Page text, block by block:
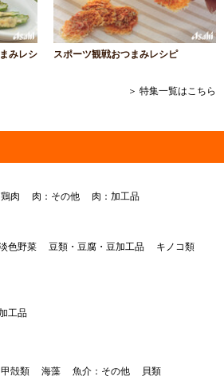
みレシ
スポーツ観戦おつまみレシピ
＞ 特集一覧はこちら
鶏肉 肉：その他 肉：加工品
色野菜 豆類・豆腐・豆加工品
キノコ類
工品
甲殻類 海藻 魚介：その他 貝類